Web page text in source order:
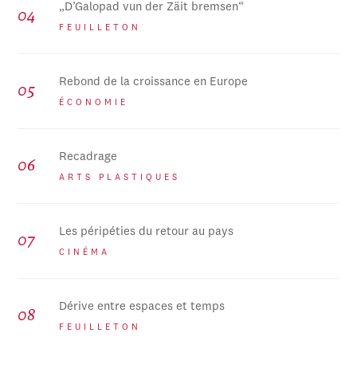
„D’Galopad vun der Zäit bremsen“
FEUILLETON
Rebond de la croissance en Europe
ÉCONOMIE
Recadrage
ARTS PLASTIQUES
Les péripéties du retour au pays
CINÉMA
Dérive entre espaces et temps
FEUILLETON